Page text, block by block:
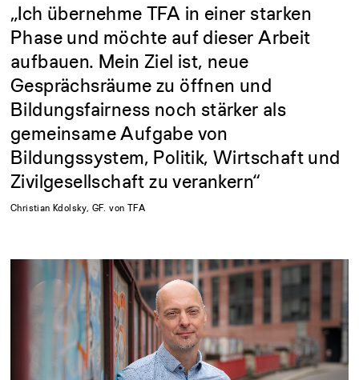
„Ich übernehmeTFA in einer starken
Phaseund möchte aufdieser Arbeit
aufbauen. Mein Ziel ist, neue
Gesprächsräumezu öffnen und
Bildungsfairness noch stärker als
gemeinsameAufgabevon
Bildungssystem, Politik, Wirtschaftund
Zivilgesellschaft zu verankern“
Christian Kdolsky, GF. von TFA